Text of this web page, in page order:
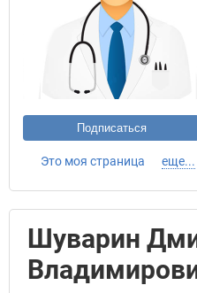
Подписаться
Это моя страница еще...
Шуварин